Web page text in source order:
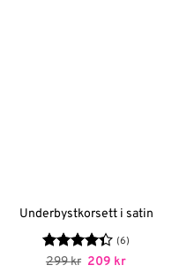
Underbystkorsett i satin
Betygsatt
(6)
299kr Det
209 krDet